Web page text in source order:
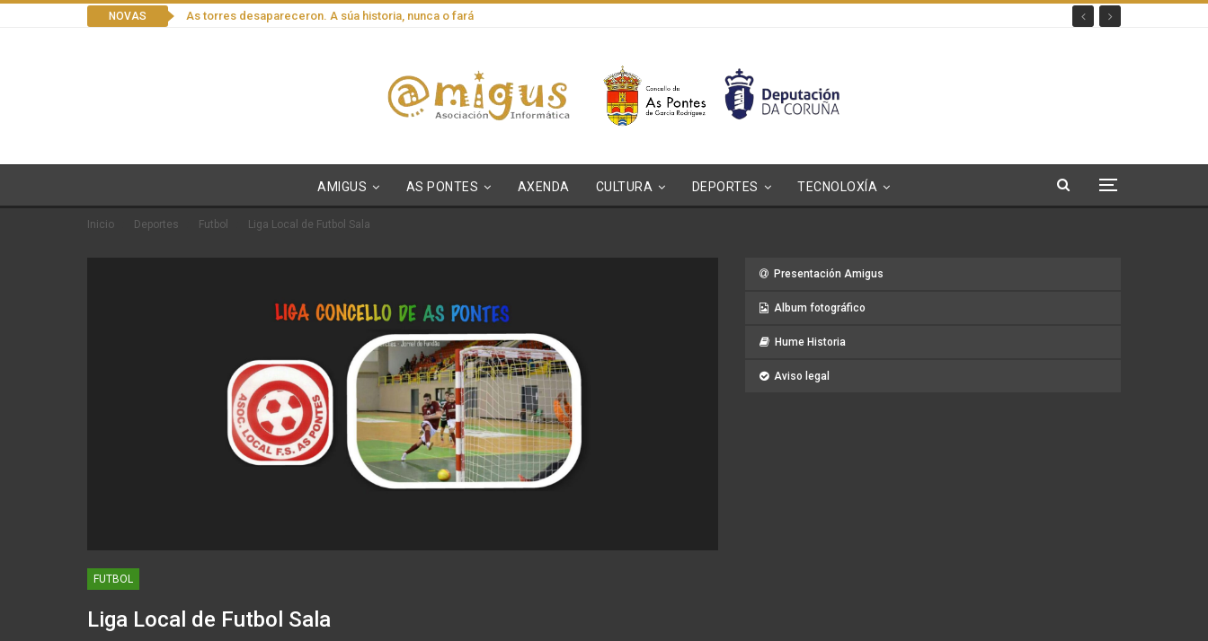
NOVAS As torres desapareceron. A súa historia, nunca o fará
AMIGUS AS PONTES AXENDA CULTURA DEPORTES TECNOLOXÍA
Inicio Deportes Futbol Liga Local de Futbol Sala
FUTBOL
Liga Local de Futbol Sala
Presentación Amigus
Album fotográfico
Hume Historia
Aviso legal